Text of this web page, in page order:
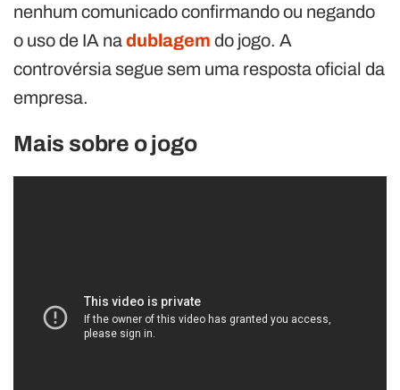
nenhum comunicado confirmando ou negando
o uso de IA nadublagem do jogo. A
controvérsia segue sem uma resposta oficial da
empresa.
Mais sobre o jogo